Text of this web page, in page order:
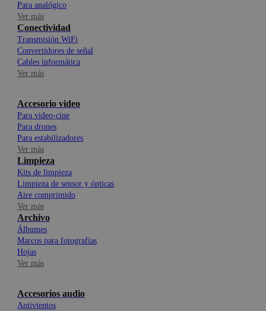
Para analógico
Ver más
Conectividad
Transmisión WiFi
Convertidores de señal
Cables informática
Ver más
Accesorio video
Para video-cine
Para drones
Para estabilizadores
Ver más
Limpieza
Kits de limpieza
Limpieza de sensor y ópticas
Aire comprimido
Ver más
Archivo
Álbumes
Marcos para fotografías
Hojas
Ver más
Accesorios audio
Antivientos